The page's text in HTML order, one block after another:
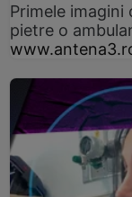
Primele
pietre o